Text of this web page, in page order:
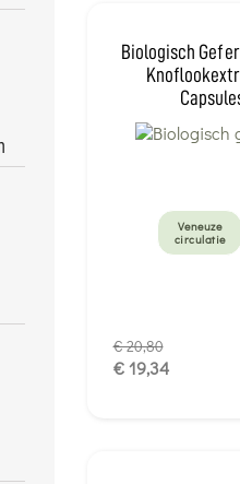
Biologisch
Veneuze
circulatie
€ 20,80
€ 19,34